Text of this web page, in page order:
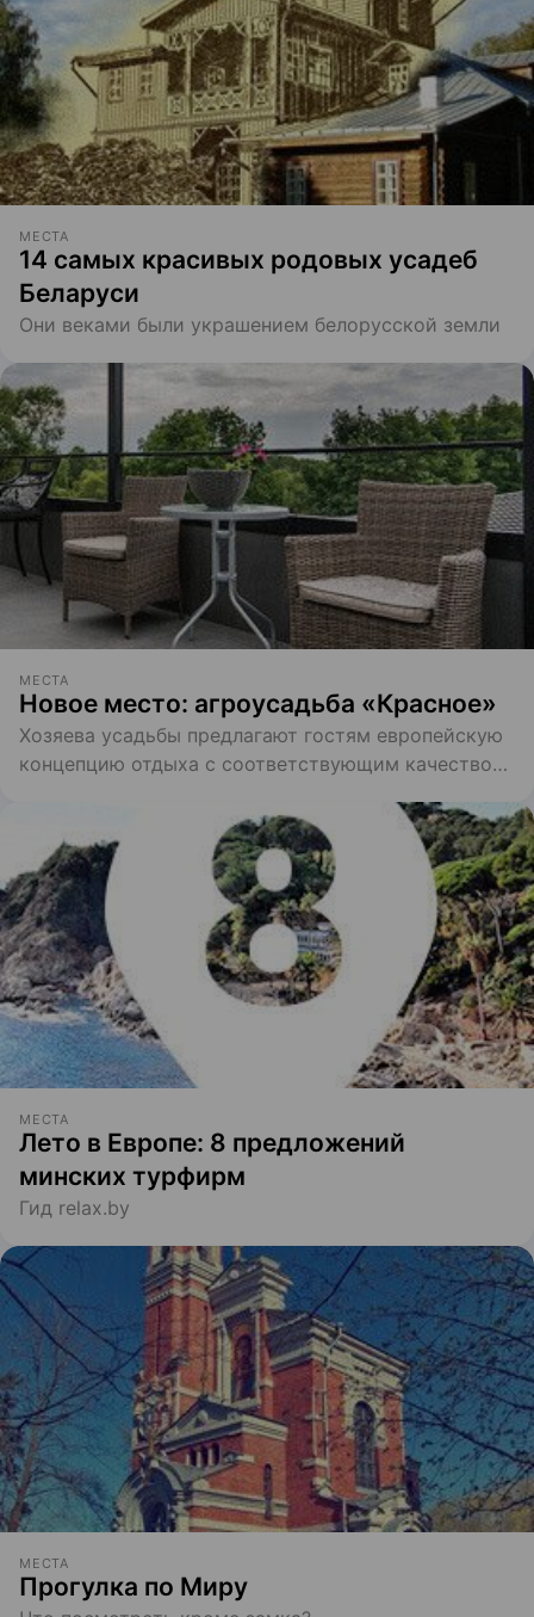
МЕСТА
14 самых красивых родовых усадеб
Беларуси
Они веками были украшением белорусской земли
МЕСТА
Новое место: агроусадьба «Красное»
Хозяева усадьбы предлагают гостям европейскую
концепцию отдыха с соответствующим качеством
МЕСТА
Лето в Европе: 8 предложений
минских турфирм
Гид relax.by
МЕСТА
Прогулка по Миру